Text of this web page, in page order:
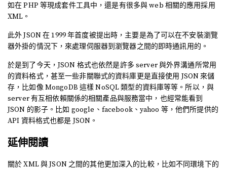
如在 PHP 等現成套件工具中，還是有很多與 web 相關的應用採用
XML。
此外 JSON 在 1999 年首度被提出時，主要是為了可以在不安裝瀏覽
器外掛的情況下，來處理伺服器到瀏覽器之間的即時通訊用的。
於是到了今天，JSON 格式也依然是許多 server 與外界溝通所常用
的資料格式，甚至一些非關聯式的資料庫更是直接使用 JSON 來儲
存，比如像 MongoDB 這樣 NoSQL 類型的資料庫等等。所以，與
server 有互相依賴關係的相關產品與服務當中，也經常能看到
JSON 的影子。比如 google、facebook、yahoo 等，他們所提供的
API 資料格式也都是 JSON。
延伸閱讀
關於 XML 與 JSON 之間的其他更加深入的比較，比如不同環境下的